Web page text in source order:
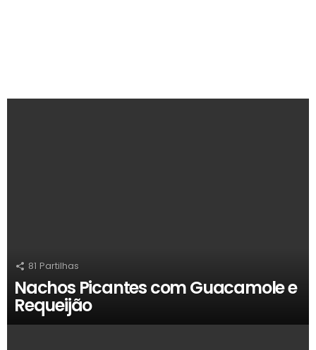
81 Partilhas
Nachos Picantes com Guacamole e
Requeijão